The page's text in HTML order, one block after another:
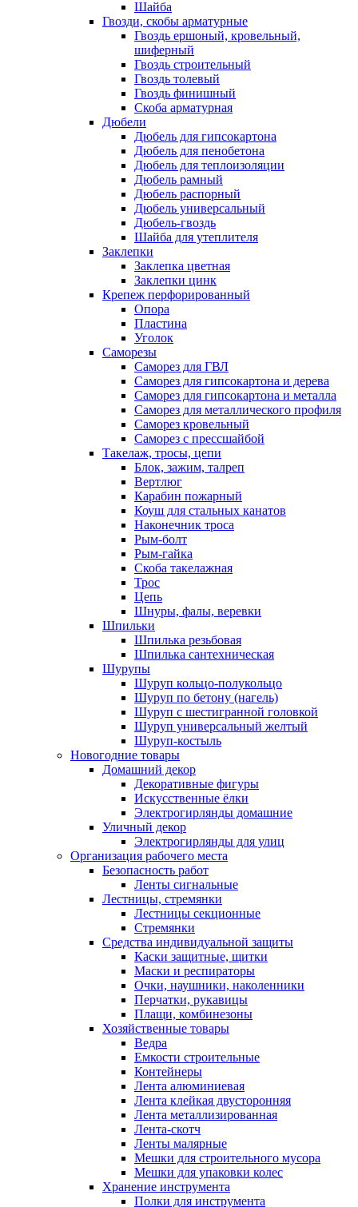
Шайба
Гвозди, скобы арматурные
Гвоздь ершоный, кровельный,
шиферный
Гвоздь строительный
Гвоздь толевый
Гвоздь финишный
Скоба арматурная
Дюбели
Дюбель для гипсокартона
Дюбель для пенобетона
Дюбель для теплоизоляции
Дюбель рамный
Дюбель распорный
Дюбель универсальный
Дюбель-гвоздь
Шайба для утеплителя
Заклепки
Заклепка цветная
Заклепки цинк
Крепеж перфорированный
Опора
Пластина
Уголок
Саморезы
Саморез для ГВЛ
Саморез для гипсокартона и дерева
Саморез для гипсокартона и металла
Саморез для металлического профиля
Саморез кровельный
Саморез с прессшайбой
Такелаж, тросы, цепи
Блок, зажим, талреп
Вертлюг
Карабин пожарный
Коуш для стальных канатов
Наконечник троса
Рым-болт
Рым-гайка
Скоба такелажная
Трос
Цепь
Шнуры, фалы, веревки
Шпильки
Шпилька резьбовая
Шпилька сантехническая
Шурупы
Шуруп кольцо-полукольцо
Шуруп по бетону (нагель)
Шуруп с шестигранной головкой
Шуруп универсальный желтый
Шуруп-костыль
Новогодние товары
Домашний декор
Декоративные фигуры
Искусственные ёлки
Электрогирлянды домашние
Уличный декор
Электрогирлянды для улиц
Организация рабочего места
Безопасность работ
Ленты сигнальные
Лестницы, стремянки
Лестницы секционные
Стремянки
Средства индивидуальной защиты
Каски защитные, щитки
Маски и респираторы
Очки, наушники, наколенники
Перчатки, рукавицы
Плащи, комбинезоны
Хозяйственные товары
Ведра
Емкости строительные
Контейнеры
Лента алюминиевая
Лента клейкая двусторонняя
Лента металлизированная
Лента-скотч
Ленты малярные
Мешки для строительного мусора
Мешки для упаковки колес
Хранение инструмента
Полки для инструмента